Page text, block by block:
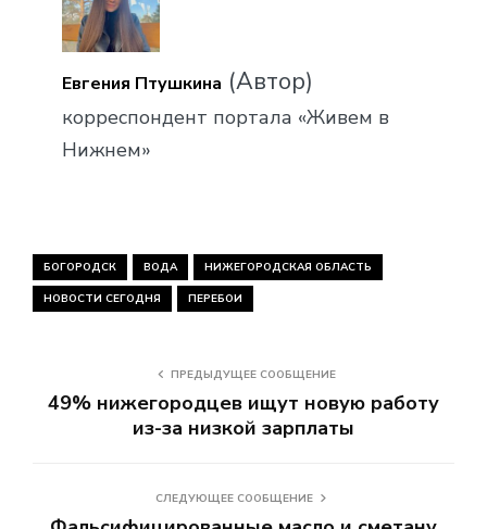
Евгения Птушкина (Автор)
корреспондент портала «Живем в
Нижнем»
БОГОРОДСК ВОДА НИЖЕГОРОДСКАЯ ОБЛАСТЬ
НОВОСТИ СЕГОДНЯ ПЕРЕБОИ
ПРЕДЫДУЩЕЕ СООБЩЕНИЕ
49% нижегородцев ищут новую работу
из-за низкой зарплаты
СЛЕДУЮЩЕЕ СООБЩЕНИЕ